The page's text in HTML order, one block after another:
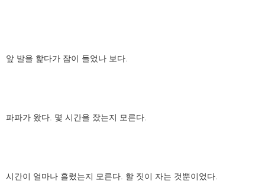
앞 발을 핥다가 잠이 들었나 보다.
파파가 왔다. 몇 시간을 잤는지 모른다.
시간이 얼마나 흘렀는지 모른다. 할 짓이 자는 것뿐이었다.